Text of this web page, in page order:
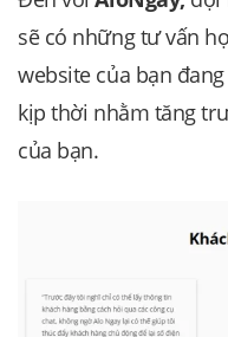
sẽ có những tư vấn
website của bạn
kịp thời nhằm tăng
của bạn.